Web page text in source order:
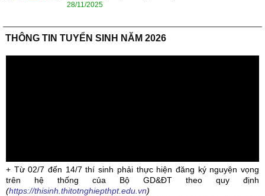
28/11/2025
THÔNG TIN TUYỂN SINH NĂM 2026
+ Từ 02/7 đến 14/7 thí sinh phải thực hiện đăng ký nguyện vọng
trên hệ thống của Bộ GD&ĐT theo quy định
(https://thisinh.thitotnghiepthpt.edu.vn)